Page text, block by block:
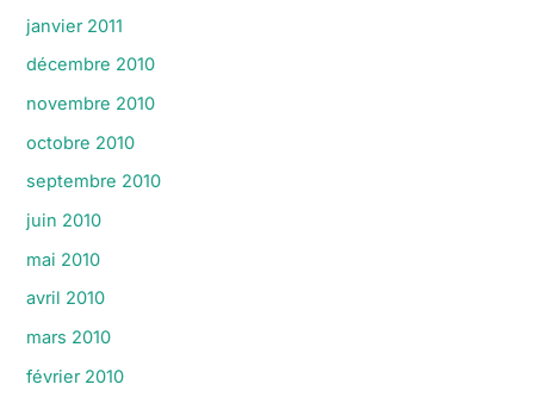
janvier 2011
décembre 2010
novembre 2010
octobre 2010
septembre 2010
juin 2010
mai 2010
avril 2010
mars 2010
février 2010